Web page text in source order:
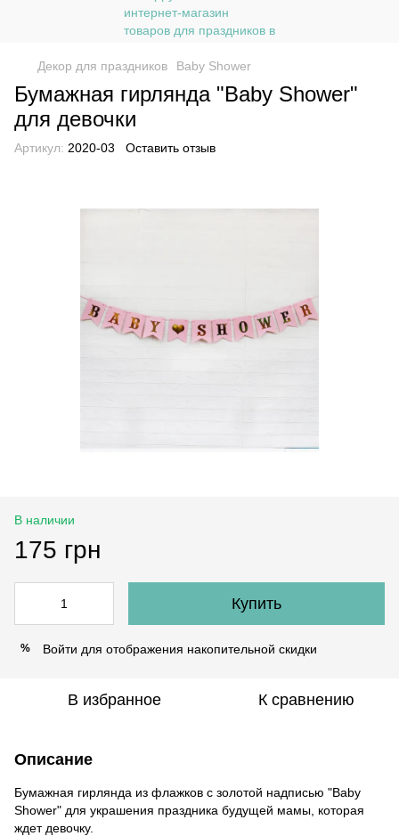
Декор для праздников Baby Shower
Бумажная гирлянда "Baby Shower"
для девочки
Артикул: 2020-03 Оставить отзыв
В наличии
175 грн
Купить
% Войти для отображения накопительной скидки
В избранное К сравнению
Описание
Бумажная гирлянда из флажков с золотой надписью "Baby
Shower" для украшения праздника будущей мамы, которая
ждет девочку.